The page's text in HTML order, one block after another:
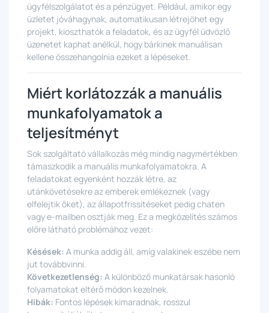
ügyfélszolgálatot és a pénzügyet. Például, amikor egy
üzletet jóváhagynak, automatikusan létrejöhet egy
projekt, kioszthatók a feladatok, és az ügyfél üdvözlő
üzenetet kaphat anélkül, hogy bárkinek manuálisan
kellene összehangolnia ezeket a lépéseket.
Miért korlátozzák a manuális
munkafolyamatok a
teljesítményt
Sok szolgáltató vállalkozás még mindig nagymértékben
támaszkodik a manuális munkafolyamatokra. A
feladatokat egyenként hozzák létre, az
utánkövetésekre az emberek emlékeznek (vagy
elfelejtik őket), az állapotfrissítéseket pedig chaten
vagy e-mailben osztják meg. Ez a megközelítés számos
előre látható problémához vezet:
Késések: A munka addig áll, amíg valakinek eszébe nem
jut továbbvinni.
Következetlenség: A különböző munkatársak hasonló
folyamatokat eltérő módon kezelnek.
Hibák: Fontos lépések kimaradnak, rosszul